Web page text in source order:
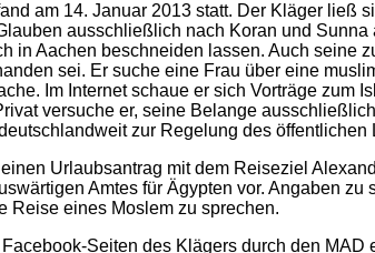
am 14. Januar 2013 statt. Der Kläger
ausschließlich nach Koran und
in Aachen beschneiden lassen. Auch seine
sei. Er suche eine Frau über eine
Im Internet schaue er sich Vorträge
versuche er, seine Belange
zur Regelung des
Urlaubsantrag mit dem Reiseziel
Amtes für Ägypten vor. Angaben
Reise eines Moslem zu sprechen.
Seiten des Klägers durch den